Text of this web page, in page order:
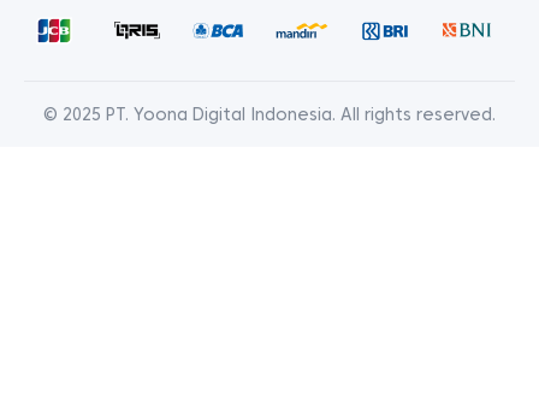
© 2025 PT. Yoona Digital Indonesia. All rights reserved.